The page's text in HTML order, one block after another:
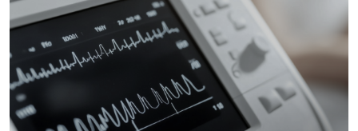
deve soddisfare i fabbisogni energetici di una popolazione
in crescita, riducendo al massimo le emissioni in atmosfera
per minimizzare i danni irreversibili sull’ambiente. D’Andrea
si impegna ad aiutare le aziende energetiche a minimizzare
l’impatto ambientale fornendo prodotti necessari alla
rivoluzione green.